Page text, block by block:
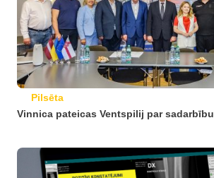
Pilsēta
Vinnica pateicas Ventspilij par sadarbību